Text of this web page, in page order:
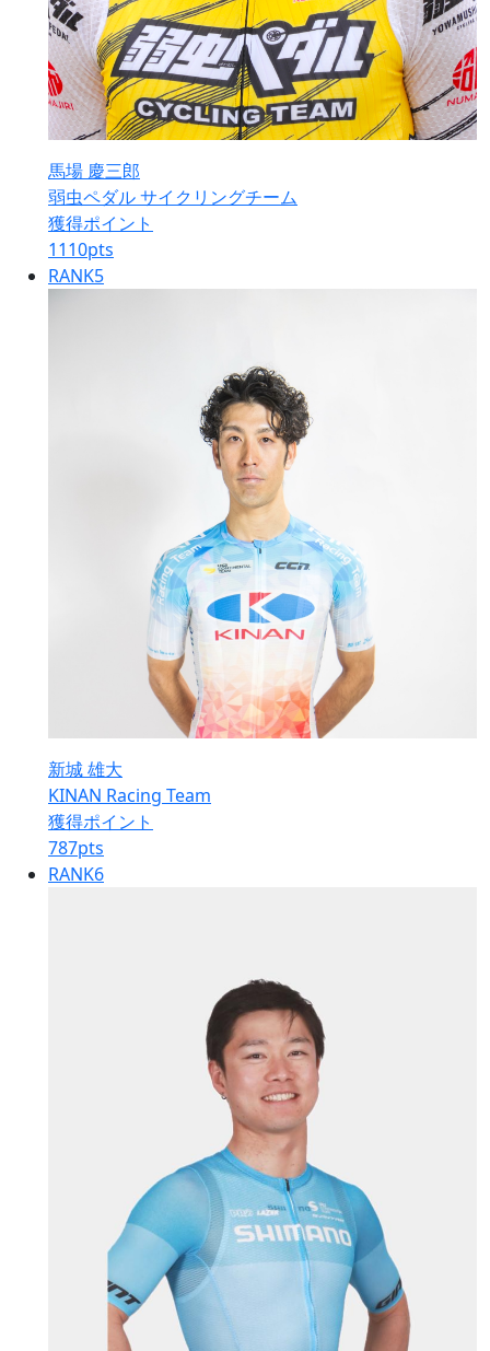
馬場 慶三郎
弱虫ペダル サイクリングチーム
獲得ポイント
1110pts
RANK5
新城 雄大
KINAN Racing Team
獲得ポイント
787pts
RANK6